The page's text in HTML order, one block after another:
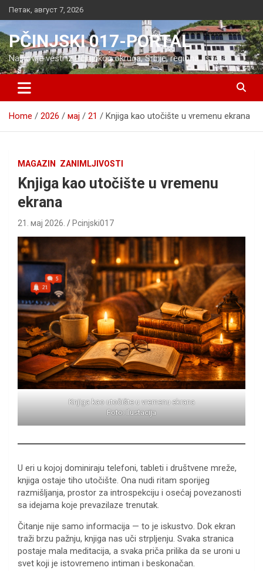
Skip
to
content
Петак, август 7, 2026
PČINJSKI 017-PORTAL
Najnovije vesti iz Pčinjskog okruga, Srbije, regiona i sveta
Home 2026 мај 21 Knjiga kao utočište u vremenu ekrana
MAGAZIN ZANIMLJIVOSTI
Knjiga kao utočište u vremenu
ekrana
21. мај 2026. Pcinjski017
Knjiga kao utočište u vremenu ekrana
Foto: Ilustacija
U eri u kojoj dominiraju telefoni, tableti i društvene mreže,
knjiga ostaje tiho utočište. Ona nudi ritam sporijeg
razmišljanja, prostor za introspekciju i osećaj povezanosti
sa idejama koje prevazilaze trenutak.
Čitanje nije samo informacija — to je iskustvo. Dok ekran
traži brzu pažnju, knjiga nas uči strpljenju. Svaka stranica
postaje mala meditacija, a svaka priča prilika da se uroni u
svet koji je istovremeno intiman i beskonačan.